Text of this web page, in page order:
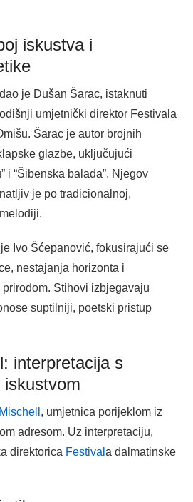
iskustva i
je Dušan Šarac, istaknuti
umjetnički direktor Festivala
Šarac je autor brojnih
glazbe, uključujući
i “Šibenska balada”. Njegov
je po tradicionalnoj,
Ivo Šćepanović, fokusirajući se
nestajanja horizonta i
Stihovi izbjegavaju
suptilniji, poetski pristup
interpretacija s
iskustvom
, umjetnica porijeklom iz
adresom. Uz interpretaciju,
direktorica Festival a dalmatinske